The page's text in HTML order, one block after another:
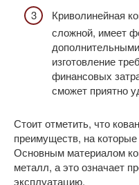
Криволинейная
сложной, имеет
изготовление
финансовых
сможет приятно
Стоит отметить, что
преимуществ, на
Основным материалом
металл, а это означает
эксплуатацию.